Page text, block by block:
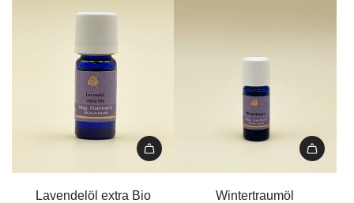
hinzufügen
Lavendelöl
extra
Lavendelöl extra Bio
Wintertraumöl